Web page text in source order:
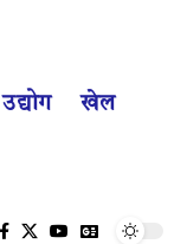
उद्योग खेल